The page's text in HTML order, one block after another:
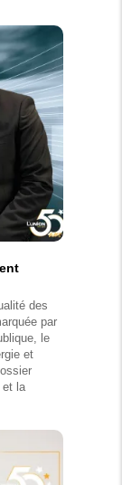
des
par
le
et
et la